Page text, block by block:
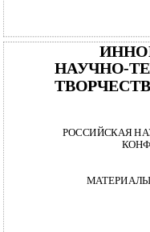
НАУЧНО-
РОССИЙСКАЯ